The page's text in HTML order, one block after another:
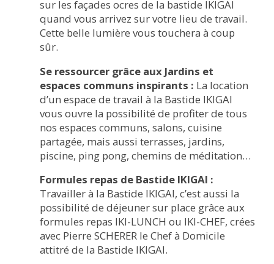
sur les façades ocres de la bastide IKIGAI
quand vous arrivez sur votre lieu de travail.
Cette belle lumière vous touchera à coup
sûr.
Se ressourcer grâce aux Jardins et
espaces communs inspirants : La location
d’un espace de travail à la Bastide IKIGAI
vous ouvre la possibilité de profiter de tous
nos espaces communs, salons, cuisine
partagée, mais aussi terrasses, jardins,
piscine, ping pong, chemins de méditation…
Formules repas de Bastide IKIGAI :
Travailler à la Bastide IKIGAI, c’est aussi la
possibilité de déjeuner sur place grâce aux
formules repas IKI-LUNCH ou IKI-CHEF, crées
avec Pierre SCHERER le Chef à Domicile
attitré de la Bastide IKIGAI.